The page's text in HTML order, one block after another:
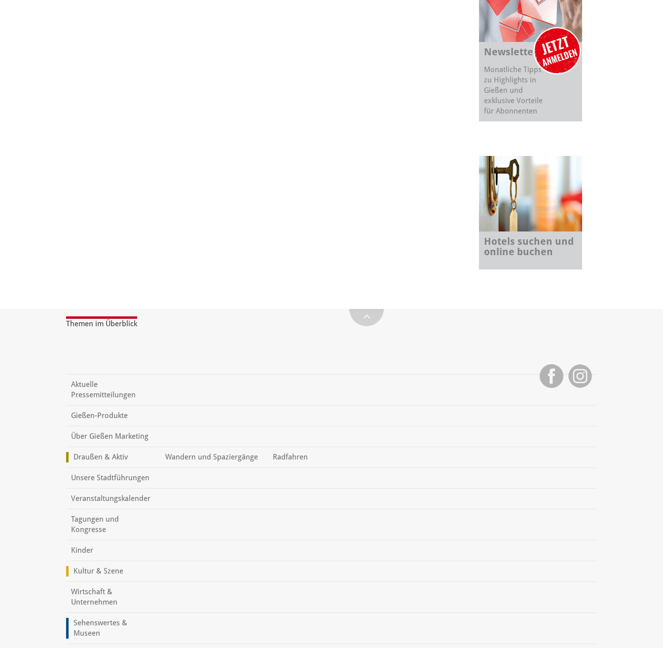
Newsletter
Monatliche Tipps
zu Highlights in
Gießen und
exklusive Vorteile
für Abonnenten
Hotels suchen und
online buchen
Themen im Überblick
Aktuelle
Pressemitteilungen
Gießen-Produkte
Über Gießen Marketing
Draußen & Aktiv Wandern und Spaziergänge Radfahren
Unsere Stadtführungen
Veranstaltungskalender
Tagungen und
Kongresse
Kinder
Kultur & Szene
Wirtschaft &
Unternehmen
Sehenswertes &
Museen